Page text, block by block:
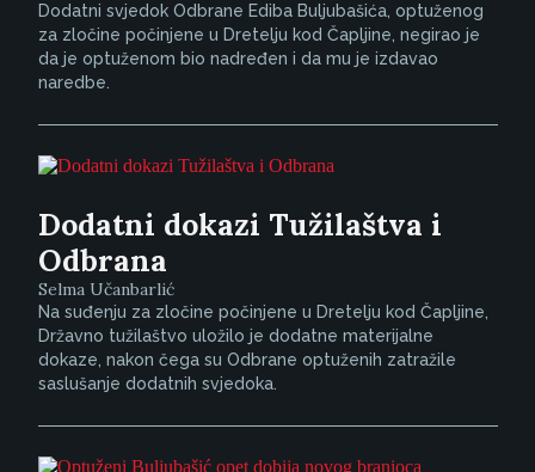
Dodatni svjedok Odbrane Ediba Buljubašića, optuženog
za zločine počinjene u Dretelju kod Čapljine, negirao je
da je optuženom bio nadređen i da mu je izdavao
naredbe.
Dodatni dokazi Tužilaštva i
Odbrana
Selma Učanbarlić
Na suđenju za zločine počinjene u Dretelju kod Čapljine,
Državno tužilaštvo uložilo je dodatne materijalne
dokaze, nakon čega su Odbrane optuženih zatražile
saslušanje dodatnih svjedoka.